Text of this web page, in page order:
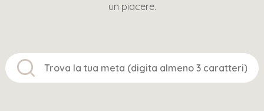
un piacere.